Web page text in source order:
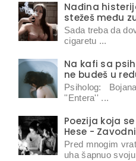
Nađina
stežeš među
Sada treba da
cigaretu ...
Na kafi sa
ne budeš u
Psiholog:
''Entera'' ...
Poezija koja
Hese -
Pred mnogim
uha šapnuo